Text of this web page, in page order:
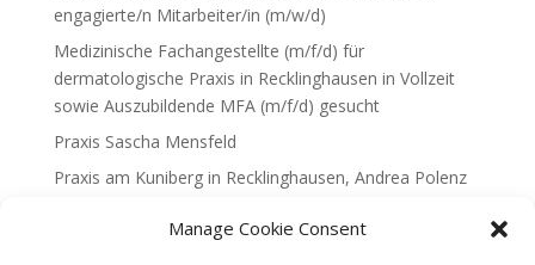
Manage Cookie Consent
engagierte/n Mitarbeiter/in (m/w/d)
Medizinische Fachangestellte (m/f/d) für
dermatologische Praxis in Recklinghausen in Vollzeit
sowie Auszubildende MFA (m/f/d) gesucht
Praxis Sascha Mensfeld
Praxis am Kuniberg in Recklinghausen, Andrea Polenz